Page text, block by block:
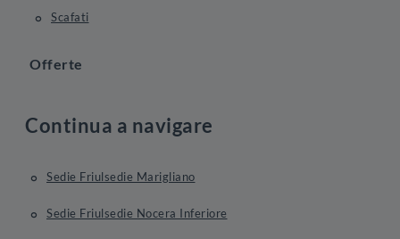
Scafati
Offerte
Continua a navigare
Sedie Friulsedie Marigliano
Sedie Friulsedie Nocera Inferiore